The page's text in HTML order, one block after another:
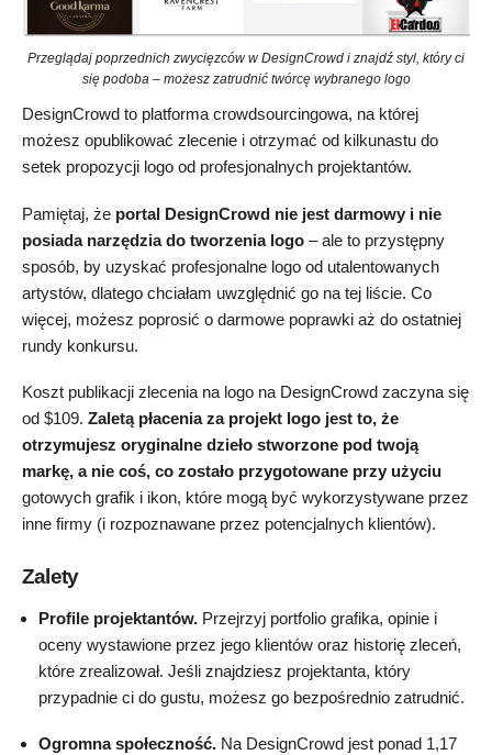
Przeglądaj poprzednich zwycięzców w DesignCrowd i znajdź styl, który ci
się podoba – możesz zatrudnić twórcę wybranego logo
DesignCrowd to platforma crowdsourcingowa, na której
możesz opublikować zlecenie i otrzymać od kilkunastu do
setek propozycji logo od profesjonalnych projektantów.
Pamiętaj, że portal DesignCrowd nie jest darmowy i nie
posiada narzędzia do tworzenia logo – ale to przystępny
sposób, by uzyskać profesjonalne logo od utalentowanych
artystów, dlatego chciałam uwzględnić go na tej liście. Co
więcej, możesz poprosić o darmowe poprawki aż do ostatniej
rundy konkursu.
Koszt publikacji zlecenia na logo na DesignCrowd zaczyna się
od $109. Zaletą płacenia za projekt logo jest to, że
otrzymujesz oryginalne dzieło stworzone pod twoją
markę, a nie coś, co zostało przygotowane przy użyciu
gotowych grafik i ikon, które mogą być wykorzystywane przez
inne firmy (i rozpoznawane przez potencjalnych klientów).
Zalety
Profile projektantów. Przejrzyj portfolio grafika, opinie i
oceny wystawione przez jego klientów oraz historię zleceń,
które zrealizował. Jeśli znajdziesz projektanta, który
przypadnie ci do gustu, możesz go bezpośrednio zatrudnić.
Ogromna społeczność. Na DesignCrowd jest ponad 1,17